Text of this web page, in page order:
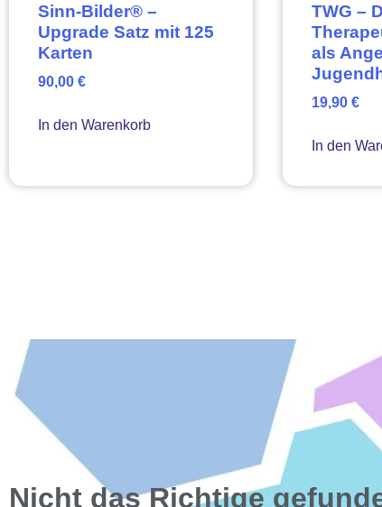
Sinn-Bilder® –
Upgrade Satz mit 125
Karten
90,00 €
In den Warenkorb
TWG –
als
19,90€
In den
Nicht das Richtige